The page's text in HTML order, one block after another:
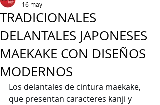
TRADICIONALES
DELANTALES JAPONESES
MAEKAKE CON DISEÑOS
MODERNOS
16 may
Los delantales de cintura maekake,
que presentan caracteres kanji y